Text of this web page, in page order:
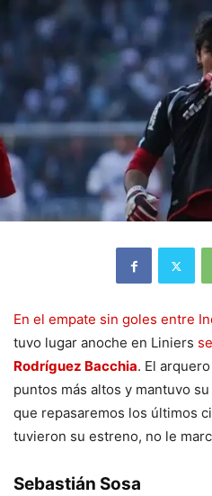
En el empate sin goles entre
tuvo lugar anoche en Liniers
Rodríguez Bacchia. El
puntos más altos y mantuvo
que repasaremos los últimos
tuvieron su estreno, no le
Sebastián Sosa